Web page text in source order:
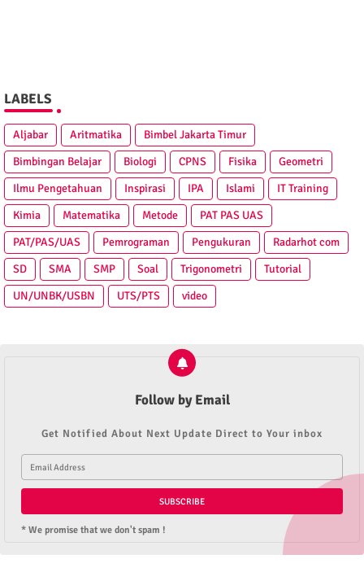
LABELS
Aljabar Aritmatika
Bimbel Jakarta Timur
Bimbingan Belajar
Biologi CPNS Fisika
Geometri
Ilmu Pengetahuan
Inspirasi IPA Islami
IT Training
Kimia
Matematika Metode
PAT PAS UAS
PAT/PAS/UAS
Pemrograman Pengukuran
Radarhot com
SD
SMA SMP Soal Trigonometri
Tutorial
UN/UNBK/USBN
UTS/PTS video
Follow by Email
Get Notified About Next Update Direct to Your inbox
* We promise that we don't spam !